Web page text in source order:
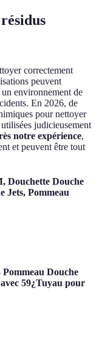
correctement
peuvent
environnement de
En 2026, de
pour nettoyer
judicieusement
notre expérience,
et peuvent être tout
Douchette Douche
Jets, Pommeau
Douche
59¿Tuyau pour